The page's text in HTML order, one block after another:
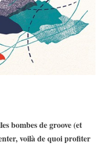
bombes de groove (et
voilà de quoi profiter